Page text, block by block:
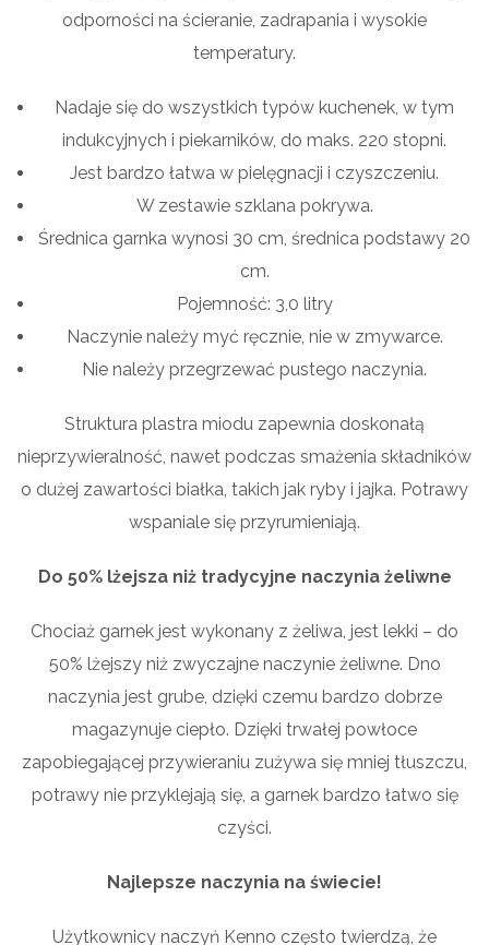
odporności na ścieranie, zadrapania i wysokie
temperatury.
Nadaje się do wszystkich typów kuchenek, w tym
indukcyjnych i piekarników, do maks. 220 stopni.
Jest bardzo łatwa w pielęgnacji i czyszczeniu.
W zestawie szklana pokrywa.
Średnica garnka wynosi 30 cm, średnica podstawy 20
cm.
Pojemność: 3,0 litry
Naczynie należy myć ręcznie, nie w zmywarce.
Nie należy przegrzewać pustego naczynia.
Struktura plastra miodu zapewnia doskonałą
nieprzywieralność, nawet podczas smażenia składników
o dużej zawartości białka, takich jak ryby i jajka. Potrawy
wspaniale się przyrumieniają.
Do 50% lżejsza niż tradycyjne naczynia żeliwne
Chociaż garnek jest wykonany z żeliwa, jest lekki – do
50% lżejszy niż zwyczajne naczynie żeliwne. Dno
naczynia jest grube, dzięki czemu bardzo dobrze
magazynuje ciepło. Dzięki trwałej powłoce
zapobiegającej przywieraniu zużywa się mniej tłuszczu,
potrawy nie przyklejają się, a garnek bardzo łatwo się
czyści.
Najlepsze naczynia na świecie!
Użytkownicy naczyń Kenno często twierdzą, że